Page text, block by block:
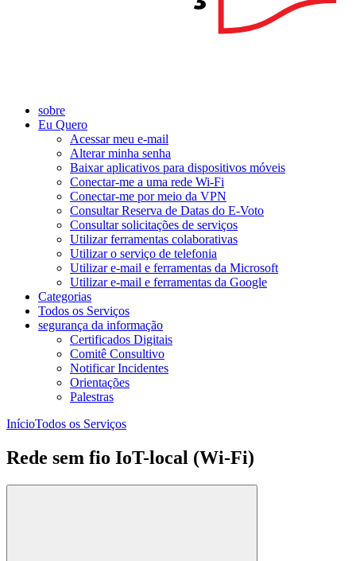
sobre
Eu Quero
Acessar meu e-mail
Alterar minha senha
Baixar aplicativos para dispositivos móveis
Conectar-me a uma rede Wi-Fi
Conectar-me por meio da VPN
Consultar Reserva de Datas do E-Voto
Consultar solicitações de serviços
Utilizar ferramentas colaborativas
Utilizar o serviço de telefonia
Utilizar e-mail e ferramentas da Microsoft
Utilizar e-mail e ferramentas da Google
Categorias
Todos os Serviços
segurança da informação
Certificados Digitais
Comitê Consultivo
Notificar Incidentes
Orientações
Palestras
InícioTodos os Serviços
Rede sem fio IoT-local (Wi-Fi)